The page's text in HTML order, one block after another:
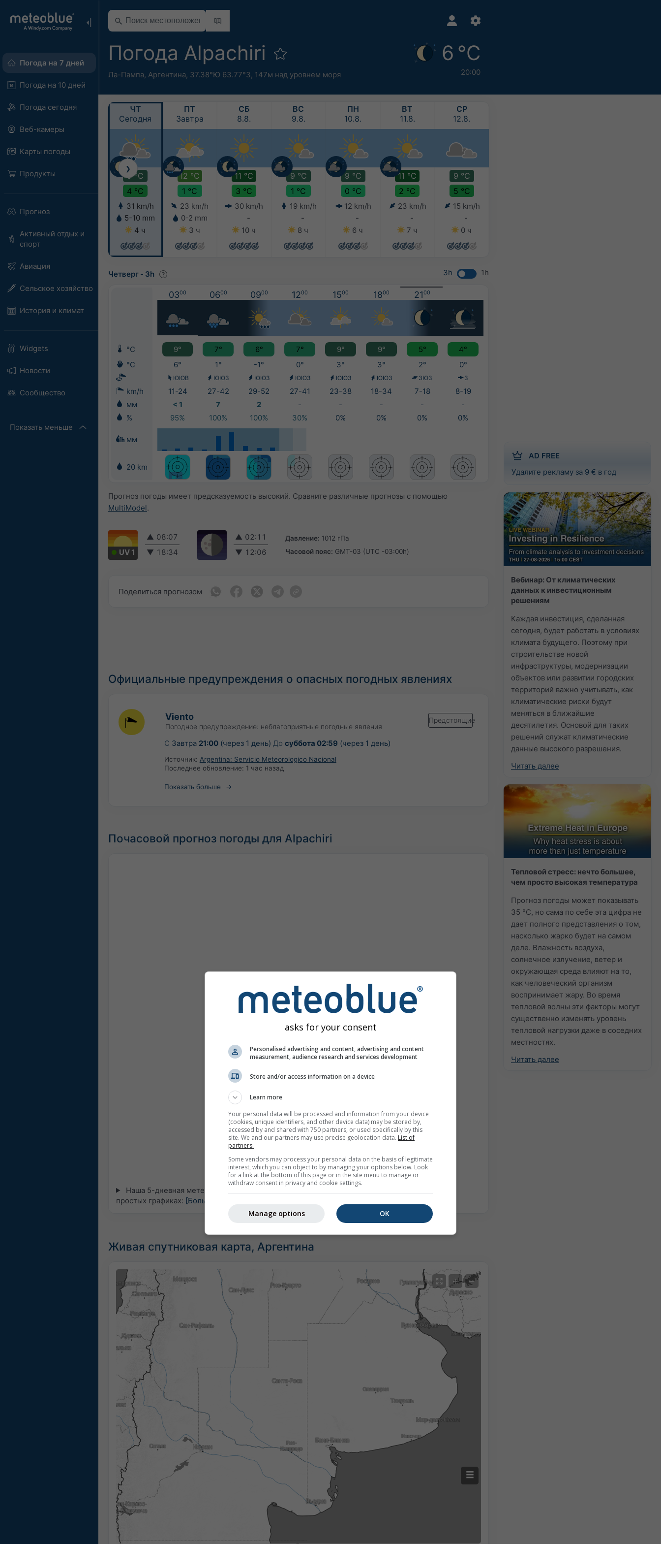
Погода на 7 дней
Погода на 10 дней
Погода сегодня
Веб-камеры
Карты погоды
Продукты
Прогноз
Активный отдых и
спорт
Авиация
Сельское хозяйство
История и климат
Widgets
Новости
Сообщество
Показать меньше
Погода Alpachiri
Ла-Пампа, Аргентина, 37.38°Ю 63.77°З, 147м над уровнем моря
6 °C
20:00
AD FREE
Удалите рекламу за 9 € в год
Вебинар: От климатических
данных к инвестиционным
решениям
Каждая инвестиция, сделанная
сегодня, будет работать в условиях
климата будущего. Поэтому при
строительстве новой
инфраструктуры, модернизации
объектов или развитии городских
территорий важно учитывать, как
климатические риски будут
меняться в ближайшие
десятилетия. Основой для таких
решений служат климатические
данные высокого разрешения.
Читать далее
Тепловой стресс: нечто большее,
чем просто высокая температура
Прогноз погоды может показывать
35 °C, но сама по себе эта цифра не
дает полного представления о том,
насколько жарко будет на самом
деле. Влажность воздуха,
солнечное излучение, ветер и
окружающая среда влияют на то,
как человеческий организм
воспринимает жару. Во время
тепловой волны эти факторы могут
существенно изменять уровень
тепловой нагрузки даже в соседних
местностях.
Читать далее
ЧТ
Сегодня
9 °C
4 °C
31 km/h
5-10 mm
4 ч
ПТ
Завтра
12 °C
1 °C
23 km/h
0-2 mm
3 ч
СБ
8.8.
11 °C
3 °C
30 km/h
-
10 ч
ВС
9.8.
9 °C
1 °C
19 km/h
-
8 ч
ПН
10.8.
9 °C
0 °C
12 km/h
-
6 ч
ВТ
11.8.
11 °C
2 °C
23 km/h
-
7 ч
СР
12.8.
9 °C
5 °C
15 km/h
-
0 ч
❯
Четверг - 3h 3h 1h
0300 0600 0900 1200 1500 1800 2100
°C 9° 7° 6° 7° 9° 9° 5°
4°
°C
6° 1° -1° 0° 3° 3° 2° 0°
ЮЮВ ЮЮЗ ЮЮЗ ЮЮЗ ЮЮЗ ЮЮЗ ЗЮЗ З
km/h 11-24 27-42 29-52 27-41 23-38 18-34 7-18
8-19
мм
< 1 7 2 - - - -
-
%
95% 100% 100% 30% 0% 0% 0% 0%
мм
20 km
Прогноз погоды имеет предсказуемость высокий. Сравните различные прогнозы с помощью
MultiModel.
UV 1
▲ 08:07
▼ 18:34
▲ 02:11
▼ 12:06
Давление: 1012 гПа
Часовой пояс: GMT-03 (UTC -03:00h)
Поделиться прогнозом
Официальные предупреждения о опасных погодных явлениях
Viento
Погодное предупреждение: неблагоприятные погодные явления
Предстоящие
С Завтра 21:00(через 1 день) До суббота 02:59 (через 1 день)
Источник: Argentina: Servicio Meteorologico Nacional
Последнее обновление: 1 час назад
Показать больше
Почасовой прогноз погоды для Alpachiri
Наша 5-дневная метеограмма для Alpachiri предоставляет всю информацию о погоде в 3
простых графиках: [Больше]
Живая спутниковая карта, Аргентина
+ −
asks for your consent
Personalised advertising and content, advertising and content
measurement, audience research and services development
Store and/or access information on a device
Learn more
Your personal data will be processed and information from your device
(cookies, unique identifiers, and other device data) may be stored by,
accessed by and shared with 750 partners, or used specifically by this
site. We and our partners may use precise geolocation data. List of
partners.
Some vendors may process your personal data on the basis of legitimate
interest, which you can object to by managing your options below. Look
for a link at the bottom of this page or in the site menu to manage or
withdraw consent in privacy and cookie settings.
OK
Manage options